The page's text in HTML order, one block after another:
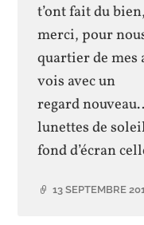
t’ont fait du
merci, pour
quartier de mes
vois avec un
regard
lunettes de
fond d’écran
13 SEPTEMBRE